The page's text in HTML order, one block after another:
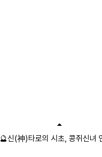
🔮신(神)타로의 시초, 콩쥐신녀